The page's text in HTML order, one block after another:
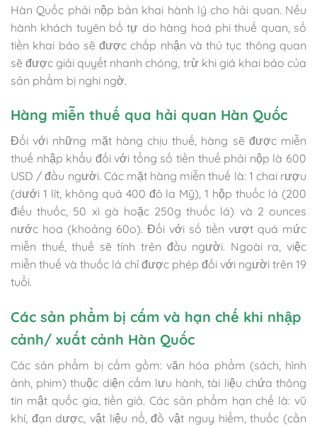
Hàn Quốc phải nộp bản khai hành lý cho hải quan. Nếu
hành khách tuyên bố tự do hàng hoá phi thuế quan, số
tiền khai báo sẽ được chấp nhận và thủ tục thông quan
sẽ được giải quyết nhanh chóng, trừ khi giá khai báo của
sản phẩm bị nghi ngờ.
Hàng miễn thuế qua hải quan Hàn Quốc
Đối với những mặt hàng chịu thuế, hàng sẽ được miễn
thuế nhập khẩu đối với tổng số tiền thuế phải nộp là 600
USD / đầu người. Các mặt hàng miễn thuế là: 1 chai rượu
(dưới 1 lít, không quá 400 đô la Mỹ), 1 hộp thuốc lá (200
điếu thuốc, 50 xì gà hoặc 250g thuốc lá) và 2 ounces
nước hoa (khoảng 60o). Đối với số tiền vượt quá mức
miễn thuế, thuế sẽ tính trên đầu người. Ngoài ra, việc
miễn thuế và thuốc lá chỉ được phép đối với người trên 19
tuổi.
Các sản phẩm bị cấm và hạn chế khi nhập
cảnh/ xuất cảnh Hàn Quốc
Các sản phẩm bị cấm gồm: văn hóa phẩm (sách, hình
ảnh, phim) thuộc diện cấm lưu hành, tài liệu chứa thông
tin mật quốc gia, tiền giả. Các sản phẩm hạn chế là: vũ
khí, đạn dược, vật liệu nổ, đồ vật nguy hiểm, thuốc (cần